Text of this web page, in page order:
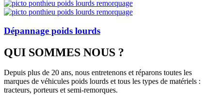
Dépannage poids lourds
QUI SOMMES NOUS ?
Texte
Depuis plus de 20 ans, nous entretenons et réparons toutes les
marques de véhicules poids lourds et tous les types de matériels :
tracteurs, porteurs et semi-remorques.